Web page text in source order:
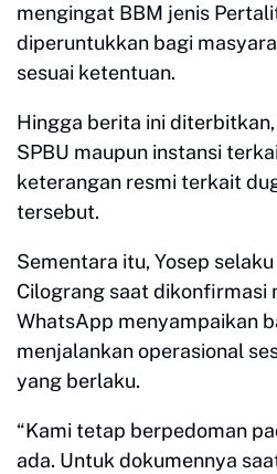
mengingat BBM jenis
diperuntukkan bagi
sesuai ketentuan.
Hingga berita ini
SPBU maupun instansi
keterangan resmi terkait
tersebut.
Sementara itu, Yosep
Cilograng saat dikonfirmasi
WhatsApp menyampaikan
menjalankan operasional
yang berlaku.
“Kami tetap berpedoman
ada. Untuk dokumennya